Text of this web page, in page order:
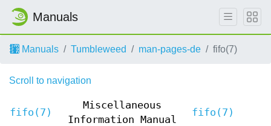
Manuals
Manuals Tumbleweed man-pages-de fifo(7)
Scroll to navigation
fifo(7)
Miscellaneous
Information Manual
fifo(7)